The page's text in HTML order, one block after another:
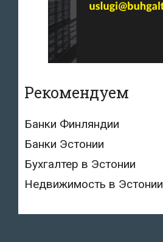
Рекомендуем
Банки Финляндии
Банки Эстонии
Бухгалтер в Эстонии
Недвижимость в Эстонии